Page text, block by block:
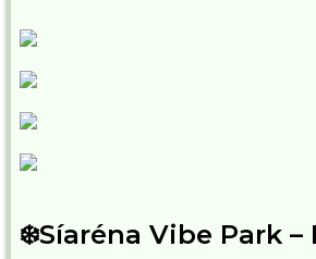
❄️Síaréna Vibe Park –